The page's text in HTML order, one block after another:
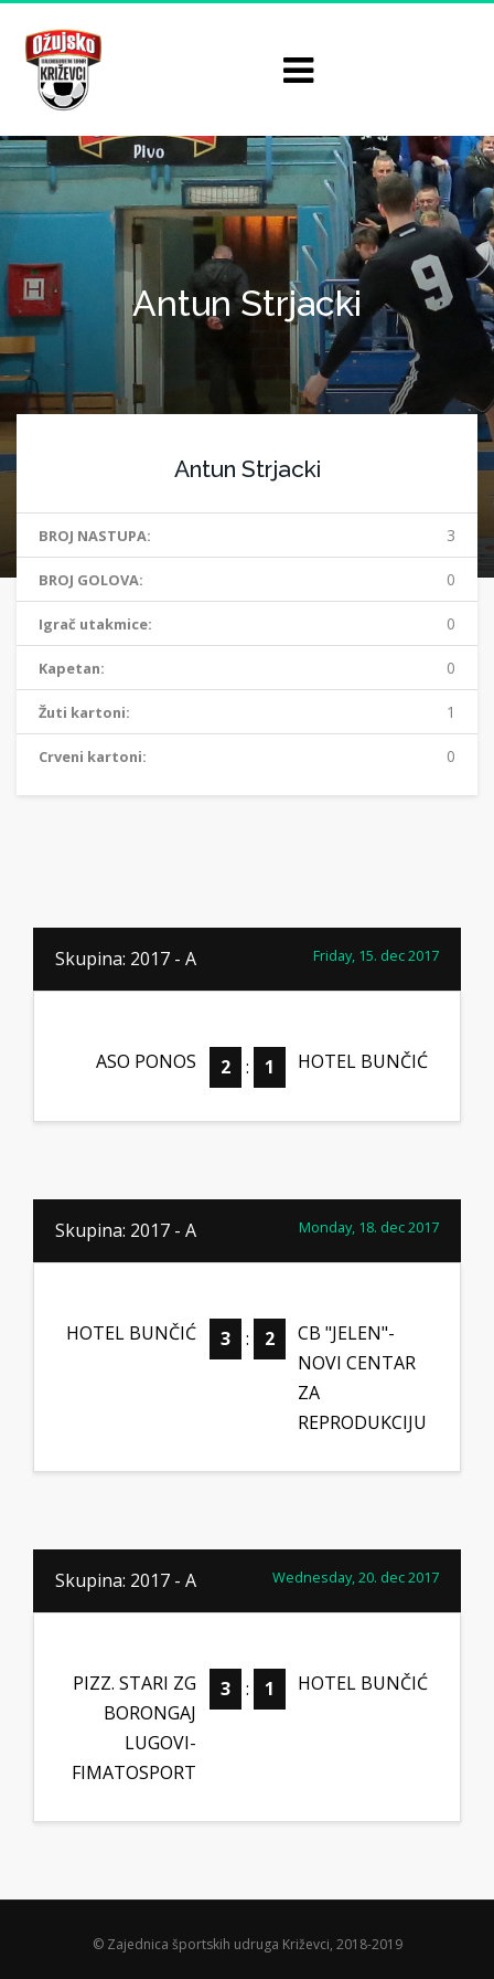
Antun Strjacki
Antun Strjacki
BROJ NASTUPA: 3
BROJ GOLOVA: 0
Igrač utakmice: 0
Kapetan: 0
Žuti kartoni: 1
Crveni kartoni: 0
Skupina: 2017 - A Friday, 15. dec 2017
ASO PONOS 2 : 1 HOTEL BUNČIĆ
Skupina: 2017 - A Monday, 18. dec 2017
HOTEL BUNČIĆ 3 : 2
CB "JELEN"-
NOVI CENTAR
ZA
REPRODUKCIJU
Skupina: 2017 - A Wednesday, 20. dec 2017
PIZZ. STARI ZG
BORONGAJ
LUGOVI-
FIMATOSPORT
3 : 1 HOTEL BUNČIĆ
© Zajednica športskih udruga Križevci, 2018-2019